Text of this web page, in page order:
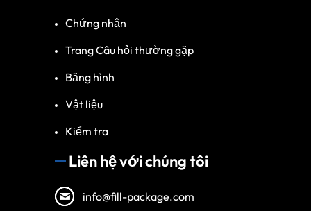
Chứng nhận
Trang Câu hỏi thường gặp
Băng hình
Vật liệu
Kiểm tra
Liên hệ với chúng tôi
info@fill-package.com